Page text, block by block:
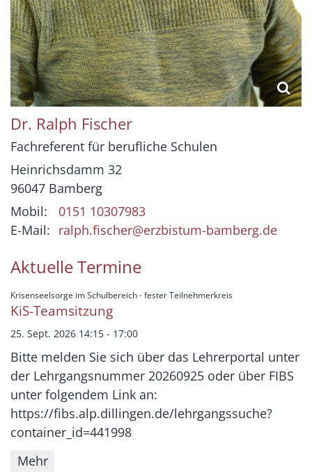
Dr. Ralph Fischer
Fachreferent für berufliche Schulen
Heinrichsdamm 32
96047 Bamberg
Mobil:
0151 10307983
E-Mail: ralph.fischer@erzbistum-bamberg.de
Aktuelle Termine
Krisenseelsorge im Schulbereich - fester Teilnehmerkreis:
KiS-Teamsitzung
25. Sept. 2026 14:15 - 17:00
Bitte melden Sie sich über das Lehrerportal unter
der Lehrgangsnummer 20260925 oder über FIBS
unter folgendem Link an:
https://fibs.alp.dillingen.de/lehrgangssuche?
container_id=441998
Mehr